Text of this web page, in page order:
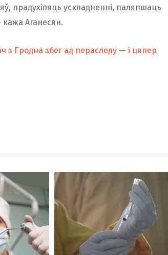
прадухіляць ускладненні, паляпшаць
кажа Аганесян.
з Гродна збег ад пераследу — і цяпер